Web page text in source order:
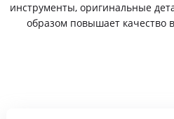
инструменты, оригинальные
образом повышает качество